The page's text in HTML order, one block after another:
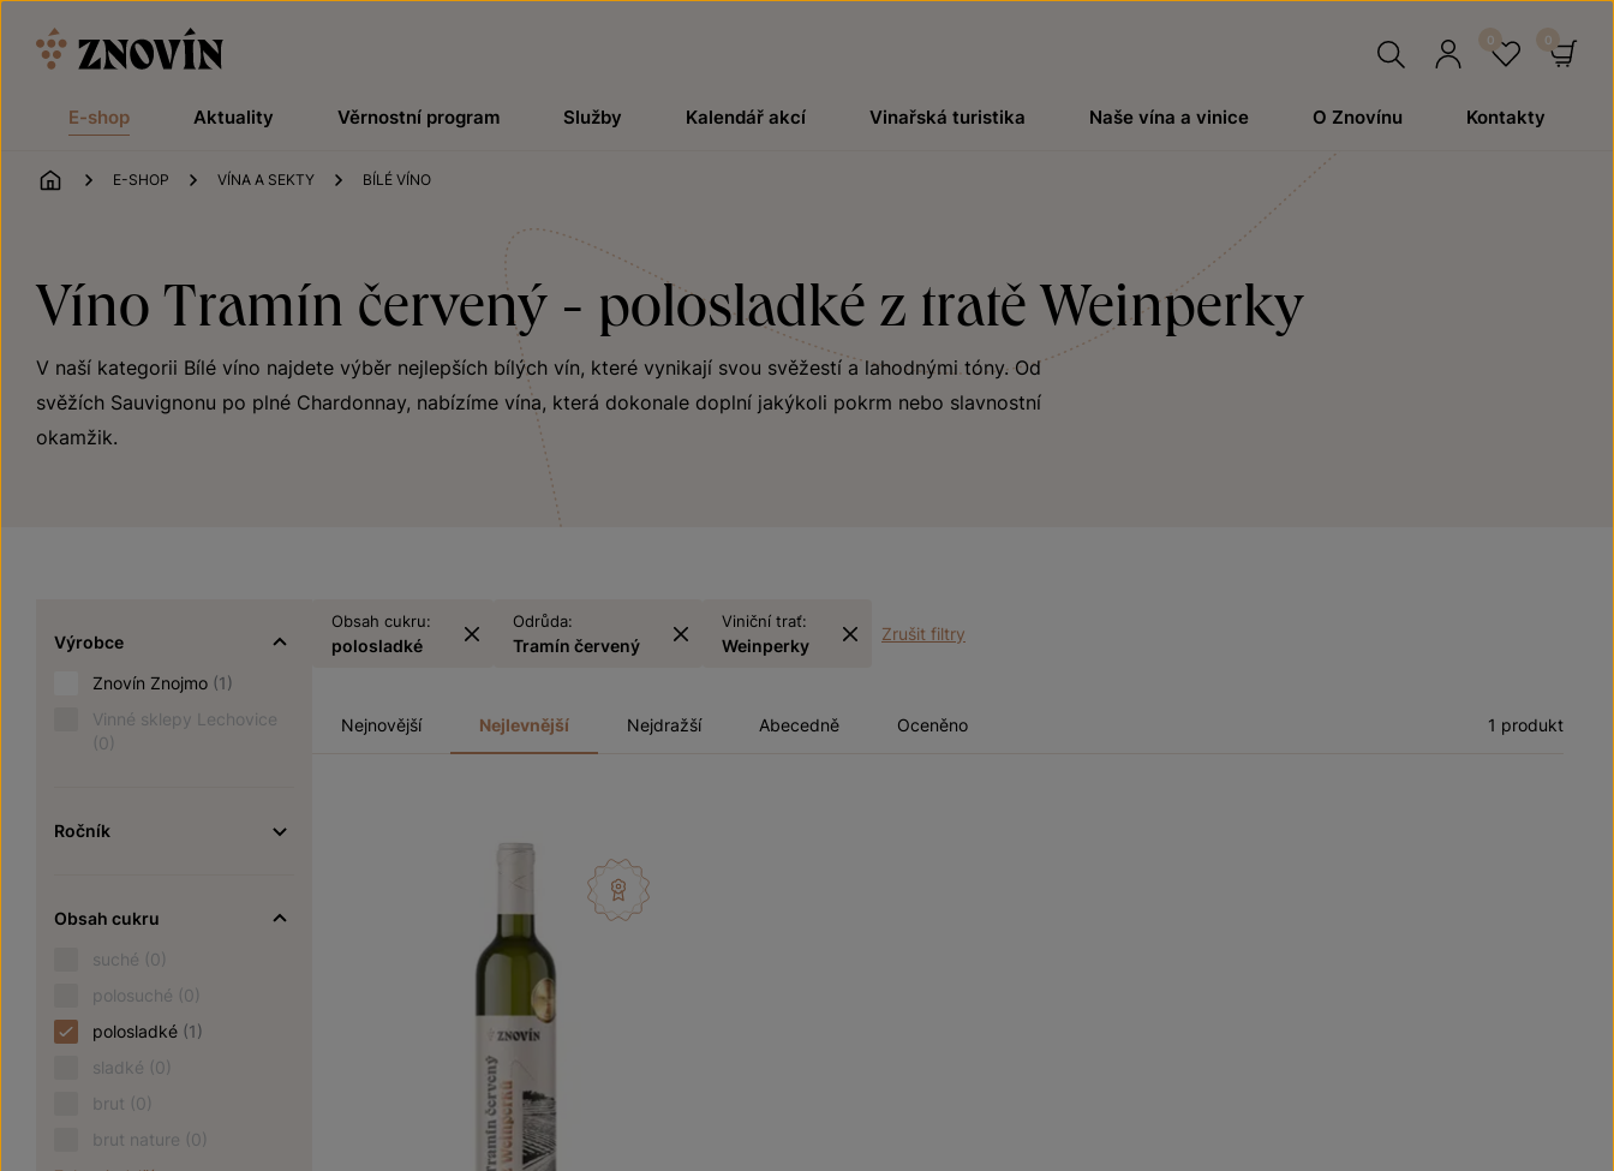
E-shop Aktuality Věrnostní program Služby Kalendář akcí Vinařská turistika Naše vína a vinice O Znovínu Kontakty
ÚVOD
E-SHOP VÍNA A SEKTY BÍLÉ VÍNO
Víno Tramín červený - polosladké z tratě Weinperky
V naší kategorii Bílé víno najdete výběr nejlepších bílých vín, které vynikají svou svěžestí a lahodnými tóny. Od
svěžích Sauvignonu po plné Chardonnay, nabízíme vína, která dokonale doplní jakýkoli pokrm nebo slavnostní
okamžik.
Výrobce
Znovín Znojmo (1)
Vinné sklepy Lechovice
(0)
Ročník
Obsah cukru
suché (0)
polosuché (0)
polosladké (1)
sladké (0)
brut (0)
brut nature (0)
Obsah cukru:
polosladké
Odrůda:
Tramín červený
Viniční trať:
Weinperky
Zrušit filtry
Nejnovější Nejlevnější Nejdražší Abecedně Oceněno 1 produkt